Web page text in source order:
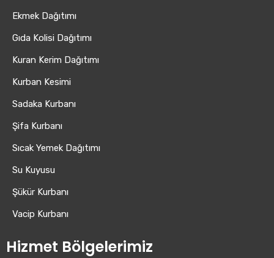
Ekmek Dağıtımı
Gıda Kolisi Dağıtımı
Kuran Kerim Dağıtımı
Kurban Kesimi
Sadaka Kurbanı
Şifa Kurbanı
Sıcak Yemek Dağıtımı
Su Kuyusu
Şükür Kurbanı
Vacip Kurbanı
Hizmet Bölgelerimiz